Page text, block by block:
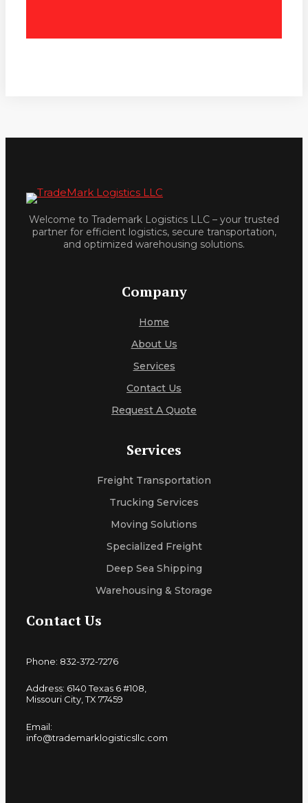
Welcome to Trademark Logistics LLC – your trusted
partner for efficient logistics, secure transportation,
and optimized warehousing solutions.
Company
Home
About Us
Services
Contact Us
Request A Quote
Services
Freight Transportation
Trucking Services
Moving Solutions
Specialized Freight
Deep Sea Shipping
Warehousing & Storage
Contact Us
Phone: 832-372-7276
Address: 6140 Texas 6 #108,
Missouri City, TX 77459
Email:
info@trademarklogisticsllc.com